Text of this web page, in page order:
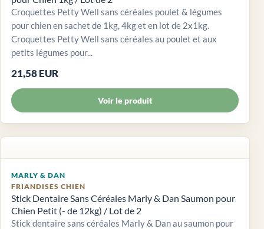
Croquettes Petty Well sans céréales poulet & légumes
pour chien en sachet de 1kg, 4kg et en lot de 2x1kg.
Croquettes Petty Well sans céréales au poulet et aux
petits légumes pour...
21,58 EUR
Voir le produit
MARLY & DAN
FRIANDISES CHIEN
Stick Dentaire Sans Céréales Marly & Dan Saumon pour
Chien Petit (- de 12kg) / Lot de 2
Stick dentaire sans céréales Marly & Dan au saumon pour